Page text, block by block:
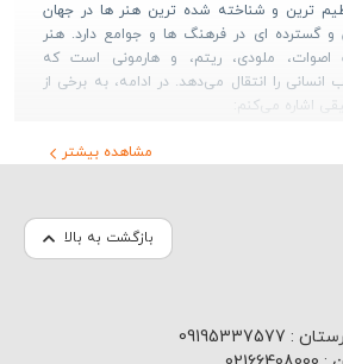
ترین و شناخته‌ شده‌ ترین هنر ها در جهان
گسترده‌ ای در فرهنگ‌ ها و جوامع دارد. هنر
ملودی، ریتم، و هارمونی است که
انسانی را انتقال می‌دهد. در ادامه، به برخی از
اشاره می‌کنم:
از هنرمندان مانند بختهوون، موتزارت، بتهوون و
می‌شود.
مشاهده بیشتر
بازگشت به بالا
:
09195337577